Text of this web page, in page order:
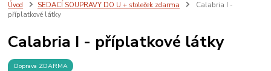
Úvod SEDACÍ SOUPRAVY DO U + stoleček zdarma
Calabria I -
příplatkové látky
Calabria I - příplatkové látky
Doprava ZDARMA